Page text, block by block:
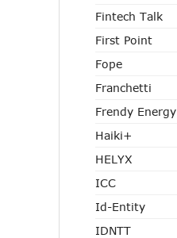
Fintech Talk
First Point
Fope
Franchetti
Frendy Energy
Haiki+
HELYX
ICC
Id-Entity
IDNTT